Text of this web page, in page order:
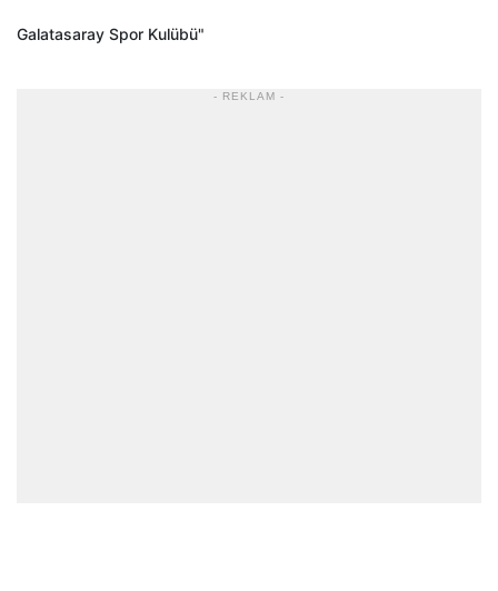
Galatasaray Spor Kulübü"
- REKLAM -